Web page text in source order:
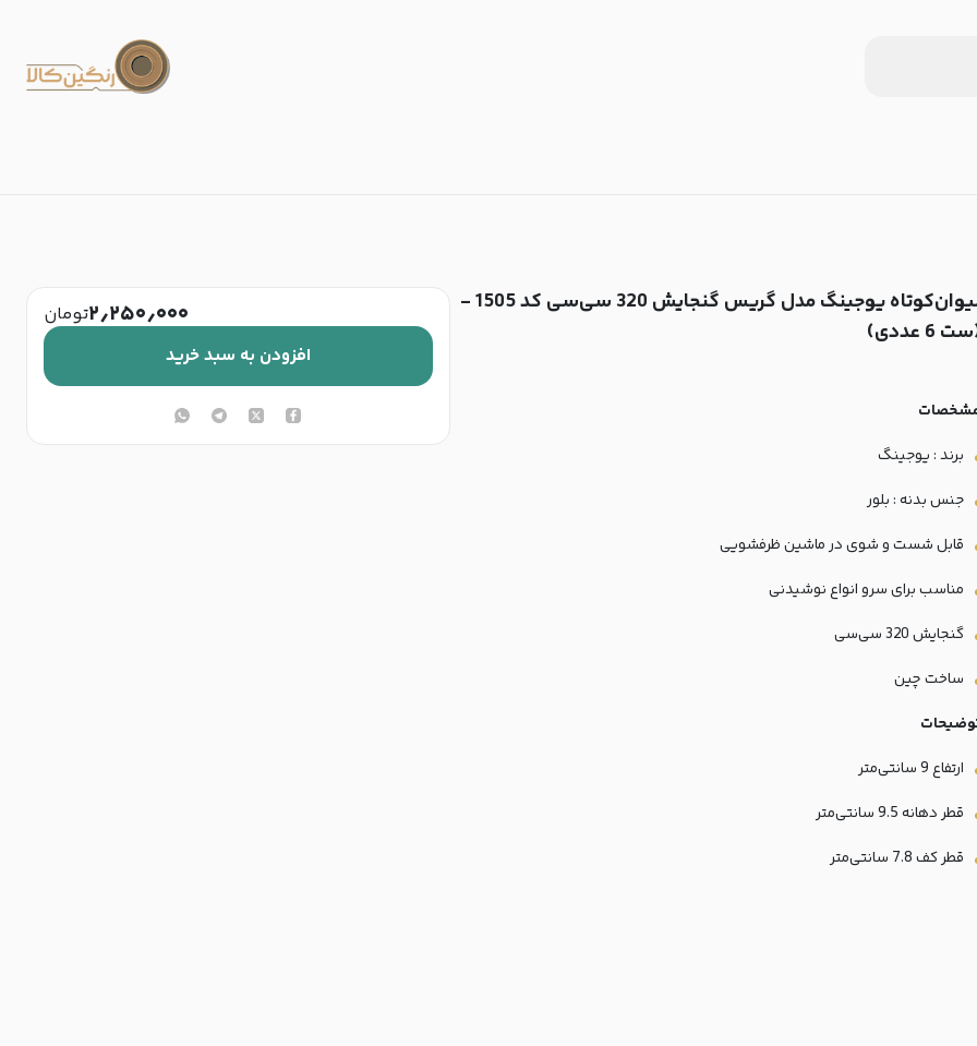
لیوان‌کوتاه یوجینگ مدل گریس گنجایش 320 سی‌سی کد 1505 -
6 عددی)
برند : یوجینگ
جنس بدنه : بلور
قابل شست و شوی در ماشین ظرفشویی
مناسب برای سرو انواع نوشیدنی
گنجایش 320 سی‌سی
ساخت چین
ارتفاع 9 سانتی‌متر
قطر دهانه 9.5 سانتی‌متر
قطر کف 7.8 سانتی‌متر
۲٫۲۵۰٫۰۰۰تومان
افزودن به سبد خرید